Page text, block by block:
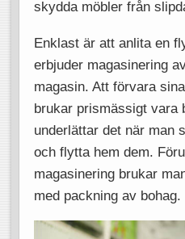
skydda möbler från
Enklast är att anlita en
erbjuder magasinering
magasin. Att förvara
brukar prismässigt vara
underlättar det när man
och flytta hem dem.
magasinering brukar
med packning av bohag.